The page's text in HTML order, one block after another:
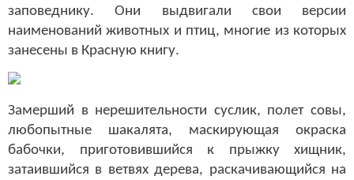
заповеднику. Они выдвигали свои версии
наименований животных и птиц, многие из которых
занесены в Красную книгу.
Замерший в нерешительности суслик, полет совы,
любопытные шакалята, маскирующая окраска
бабочки, приготовившийся к прыжку хищник,
затаившийся в ветвях дерева, раскачивающийся на